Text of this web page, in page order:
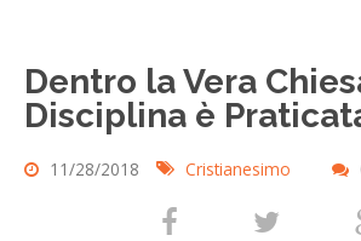
Dentro la Vera
Disciplina è
11/28/2018 Cristianesimo